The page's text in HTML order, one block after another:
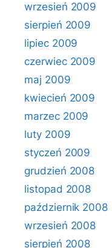
wrzesień 2009
sierpień 2009
lipiec 2009
czerwiec 2009
maj 2009
kwiecień 2009
marzec 2009
luty 2009
styczeń 2009
grudzień 2008
listopad 2008
październik 2008
wrzesień 2008
sierpień 2008